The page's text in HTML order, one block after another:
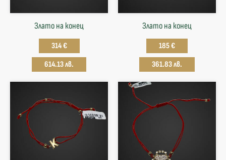
Злато на конец
314 €
614.13 лв.
Злато на конец
185 €
361.83 лв.